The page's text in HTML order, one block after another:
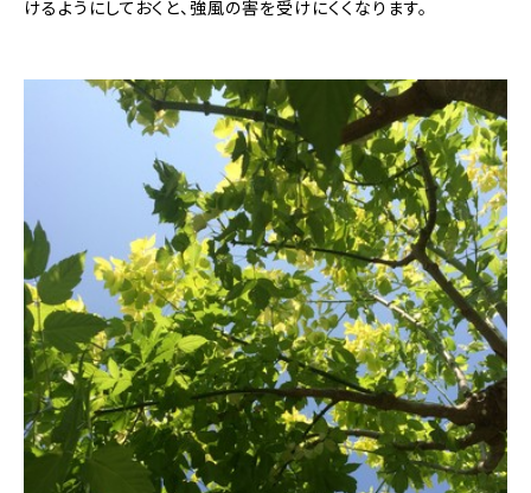
けるようにしておくと、強風の害を受けにくくなります。